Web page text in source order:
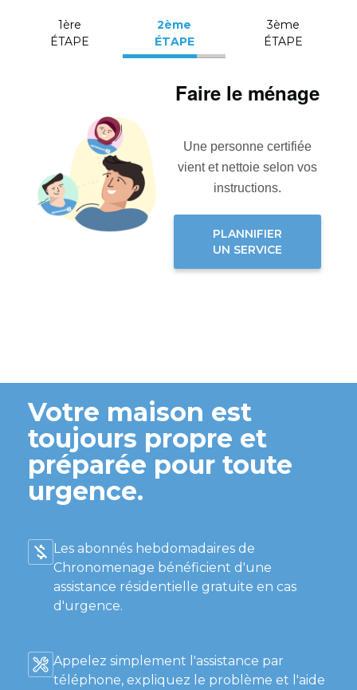
1ère
ÉTAPE
2ème
ÉTAPE
3ème
ÉTAPE
Faire le ménage
Une personne certifiée
vient et nettoie selon vos
instructions.
PLANNIFIER
UN SERVICE
Votre maison est
toujours propre et
préparée pour toute
urgence.
Les abonnés hebdomadaires de
Chronomenage bénéficient d'une
assistance résidentielle gratuite en cas
d'urgence.
Appelez simplement l'assistance par
téléphone, expliquez le problème et l'aide